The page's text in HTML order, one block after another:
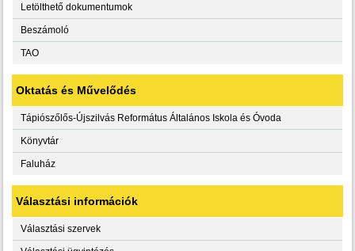
Letölthető dokumentumok
Beszámoló
TAO
Oktatás és Művelődés
Tápiószőlős-Újszilvás Református Általános Iskola és Óvoda
Könyvtár
Faluház
Választási információk
Választási szervek